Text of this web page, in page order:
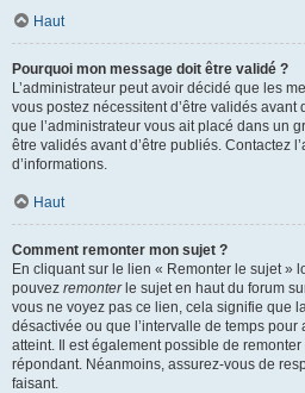
Haut
Pourquoi mon message doit être validé ?
L’administrateur peut avoir décidé que les
vous postez nécessitent d’être validés avant
que l’administrateur vous ait placé dans un
être validés avant d’être publiés. Contactez
d’informations.
Haut
Comment remonter mon sujet ?
En cliquant sur le lien « Remonter le sujet »
pouvez remonterle sujet en haut du forum
vous ne voyez pas ce lien, cela signifie que
désactivée ou que l’intervalle de temps pour
atteint. Il est également possible de
répondant. Néanmoins, assurez-vous de
faisant.